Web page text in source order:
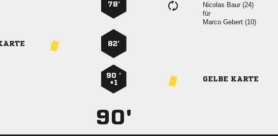
78’
  
für
  
82’
90 ’
+1
GELBE KARTE
90'